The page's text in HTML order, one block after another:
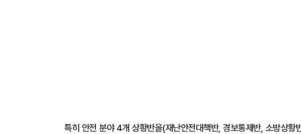
특히 안전 분야 4개 상황반을(재난안전대책반, 경보통제반, 소방상